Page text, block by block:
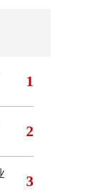
1
2
3